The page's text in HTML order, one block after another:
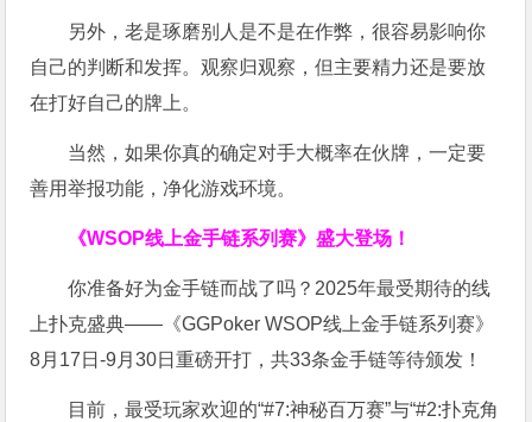
另外，老是琢磨别人是不是在作弊，很容易影响你
自己的判断和发挥。观察归观察，但主要精力还是要放
在打好自己的牌上。
当然，如果你真的确定对手大概率在伙牌，一定要
善用举报功能，净化游戏环境。
《WSOP线上金手链系列赛》盛大登场！
你准备好为金手链而战了吗？2025年最受期待的线
上扑克盛典——《GGPoker WSOP线上金手链系列赛》
8月17日-9月30日重磅开打，共33条金手链等待颁发！
目前，最受玩家欢迎的“#7:神秘百万赛”与“#2:扑克角